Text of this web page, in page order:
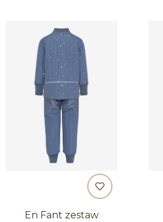
En Fant zestaw